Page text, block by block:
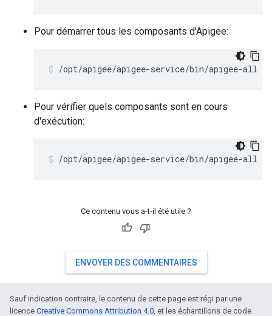
Pour démarrer tous les composants d'Apigee:
/opt/apigee/apigee-service/bin/apigee-all
Pour vérifier quels composants sont en cours
d'exécution:
/opt/apigee/apigee-service/bin/apigee-all
Ce contenu vous a-t-il été utile ?
ENVOYER DES COMMENTAIRES
Sauf indication contraire, le contenu de cette page est régi par une
licence Creative Commons Attribution 4.0, et les échantillons de code